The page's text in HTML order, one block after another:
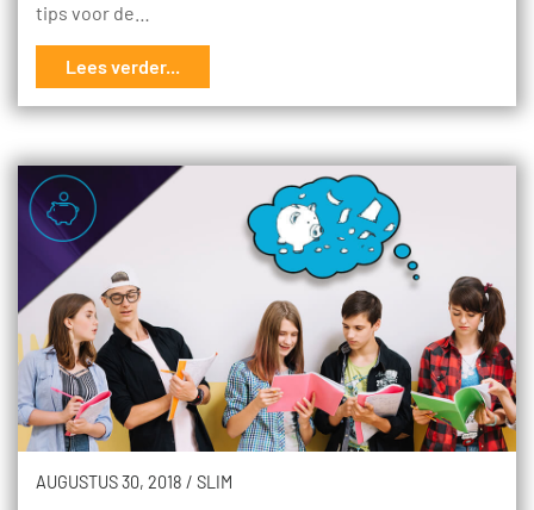
tips voor de…
Lees verder...
AUGUSTUS 30, 2018 / SLIM